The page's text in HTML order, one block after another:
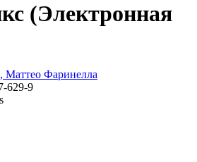
(Электронная
Маттео Фаринелла
629-9